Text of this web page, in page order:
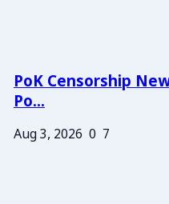
PoK Censorship
Po...
Aug 3, 2026 0 7